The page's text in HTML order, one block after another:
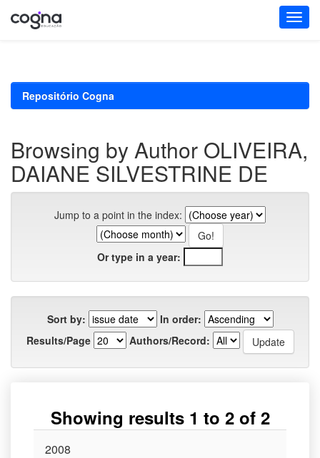
Repositório Cogna
Browsing by Author OLIVEIRA,
DAIANE SILVESTRINE DE
Jump to a point in the index:
Or type in a year:
Sort by:
In order:
Results/Page
Authors/Record:
Showing results 1 to 2 of 2
Issue
2008